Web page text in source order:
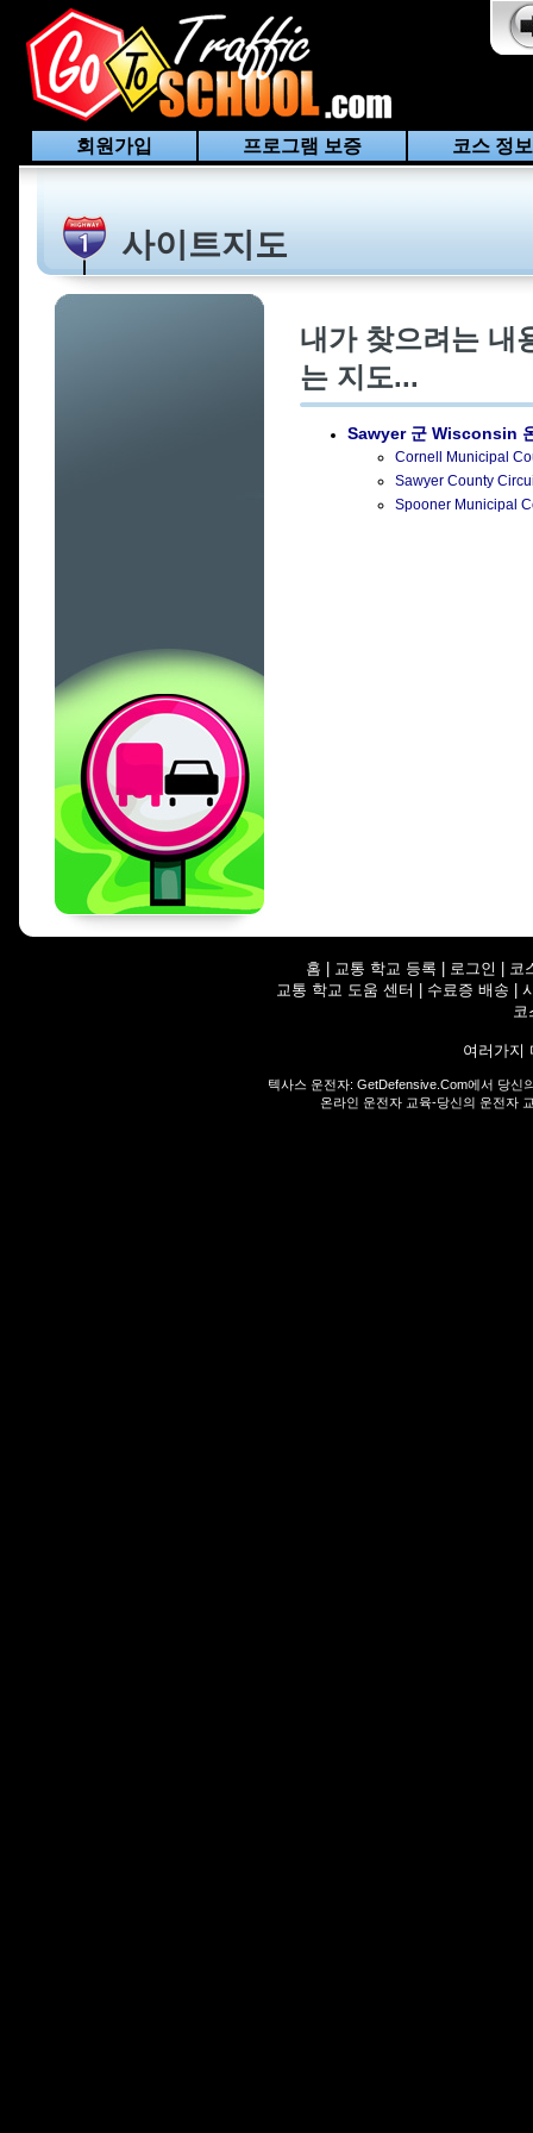
회원가입 프로그램 보증 코스 정보
사이트지도
내가 찾으려는 내
는 지도...
Sawyer 군 Wisconsin
Cornell Municipal
Sawyer County
Spooner Municipal
홈 교통 학교 등록 로그인
코
교통 학교 도움 센터
수료증 배송
여러가지
텍사스 운전자: GetDefensive.Com에서 당신
온라인 운전자 교육-당신의 운전자